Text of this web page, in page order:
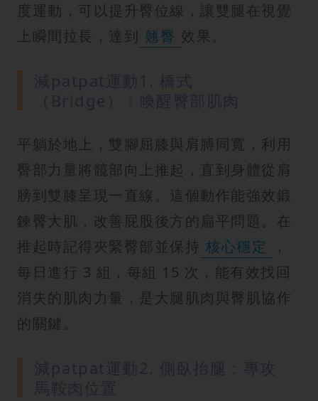
度運動，可以提升臀位線，讓雙腿在視覺
上瞬間拉長，達到 翹臀 效果。
平躺於地上，雙腳屈膝與肩膊同寬，利用
臀部力量將髖部向上推起，直到身體從肩
膀到雙膝呈現一直線。這個動作能強效鍛
鍊臀大肌，改善屁股後方的扁平問題。在
推起時記得夾緊臀部並保持 核心穩定
，
每日進行 3 組，每組 15 次，能有效找回
消失的肌肉力量，是大腿肌肉與臀肌協作
的關鍵。